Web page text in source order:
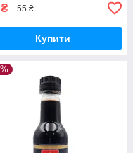
₴ 55 ₴
Купити